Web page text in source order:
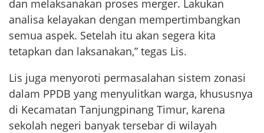
dan melaksanakan proses merger. Lakukan
analisa kelayakan dengan mempertimbangkan
semua aspek. Setelah itu akan segera kita
tetapkan dan laksanakan,” tegas Lis.
Lis juga menyoroti permasalahan sistem zonasi
dalam PPDB yang menyulitkan warga, khususnya
di Kecamatan Tanjungpinang Timur, karena
sekolah negeri banyak tersebar di wilayah